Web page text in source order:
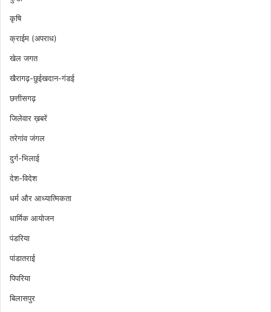
कृषि
क्राईम (अपराध)
खेल जगत
खैरागढ़-छुईखदान-गंडई
छत्तीसगढ़
जिलेवार ख़बरें
तरेगांव जंगल
दुर्ग-भिलाई
देश-विदेश
धर्म और आध्यात्मिकता
धार्मिक आयोजन
पंडरिया
पांडातराई
पिपरिया
बिलासपुर